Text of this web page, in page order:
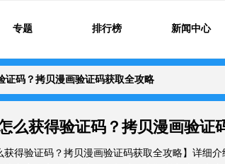
专题 排行榜 新闻中心
么获得验证码？拷贝漫画验证
获得验证码？拷贝漫画验证码获取全攻略】详细
证码？拷贝漫画验证码获取全攻略